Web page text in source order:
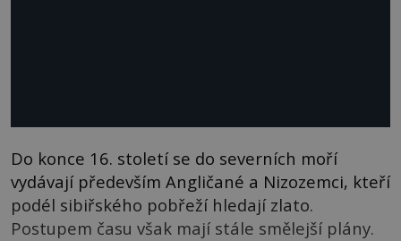
Do konce 16. století se do severních moří
vydávají především Angličané a Nizozemci, kteří
podél sibiřského pobřeží hledají zlato.
Postupem času však mají stále smělejší plány.